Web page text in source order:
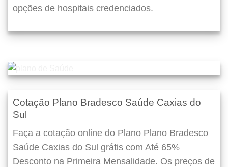
opções de hospitais credenciados.
Cotação Plano Bradesco Saúde Caxias do
Sul
Faça a cotação online do Plano Plano Bradesco
Saúde Caxias do Sul grátis com Até 65%
Desconto na Primeira Mensalidade. Os preços de